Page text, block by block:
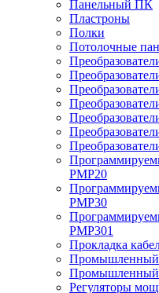
Панельный ПК
Пластроны
Полки
Потолочные
PMP20
PMP30
PMP301
Прокладка
Промышленный
Регуляторы